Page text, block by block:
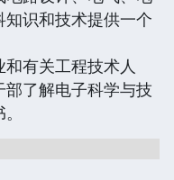
识和技术提供一个
有关工程技术人
了解电子科学与技